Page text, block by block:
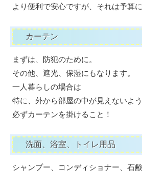
より便利で安心ですが、それは予算に
カーテン
まずは、防犯のために。
その他、遮光、保湿にもなります。
一人暮らしの場合は
特に、外から部屋の中が見えないよ
必ずカーテンを掛けること！
洗面、浴室、トイレ用品
シャンプー、コンディショナー、石鹸